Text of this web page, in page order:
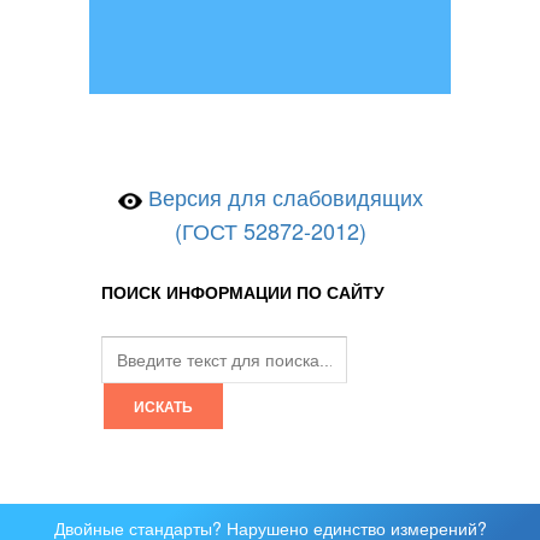
Версия для слабовидящих
(ГОСТ 52872-2012)
ПОИСК ИНФОРМАЦИИ ПО САЙТУ
Двойные стандарты? Нарушено единство измерений?